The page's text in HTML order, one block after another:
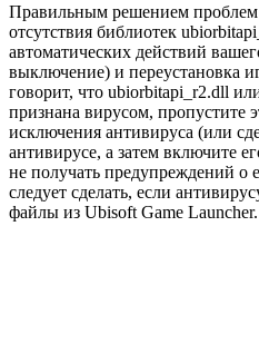
Правильным решением проблем
отсутствия библиотек
автоматических действий
выключение) и переустановка
говорит, что ubiorbitapi_r2.dll
признана вирусом, пропустите
исключения антивируса (или
антивирусе, а затем включите
не получать предупреждений о
следует сделать, если
файлы из Ubisoft Game Launcher.